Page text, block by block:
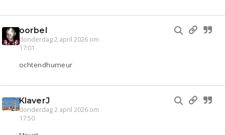
oorbel
donderdag 2 april 2026 om
17:01
ochtendhumeur
KlaverJ
donderdag 2 april 2026 om
17:50